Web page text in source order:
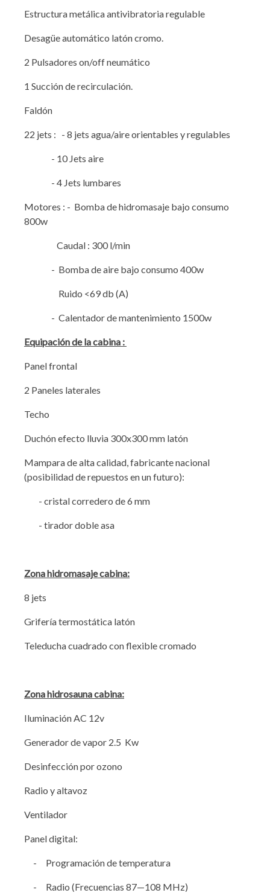
Estructura metálica antivibratoria regulable
Desagüe automático latón cromo.
2 Pulsadores on/off neumático
1 Succión de recirculación.
Faldón
22 jets : - 8 jets agua/aire orientables y regulables
- 10 Jets aire
- 4 Jets lumbares
Motores : - Bomba de hidromasaje bajo consumo
800w
Caudal : 300 l/min
- Bomba de aire bajo consumo 400w
Ruido <69 db (A)
- Calentador de mantenimiento 1500w
Equipación de la cabina :
Panel frontal
2 Paneles laterales
Techo
Duchón efecto lluvia 300x300 mm latón
Mampara de alta calidad, fabricante nacional
(posibilidad de repuestos en un futuro):
- cristal corredero de 6 mm
- tirador doble asa
Zona hidromasaje cabina:
8 jets
Grifería termostática latón
Teleducha cuadrado con flexible cromado
Zona hidrosauna cabina:
Iluminación AC 12v
Generador de vapor 2.5 Kw
Desinfección por ozono
Radio y altavoz
Ventilador
Panel digital:
- Programación de temperatura
- Radio (Frecuencias 87—108 MHz)